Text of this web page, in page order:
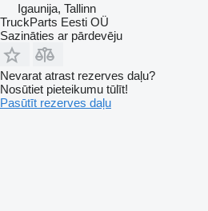
Igaunija, Tallinn
TruckParts Eesti OÜ
Sazināties ar pārdevēju
Nevarat atrast rezerves daļu?
Nosūtiet pieteikumu tūlīt!
Pasūtīt rezerves daļu